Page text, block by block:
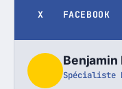
X FACEBOOK
Benjamin
Spécialiste